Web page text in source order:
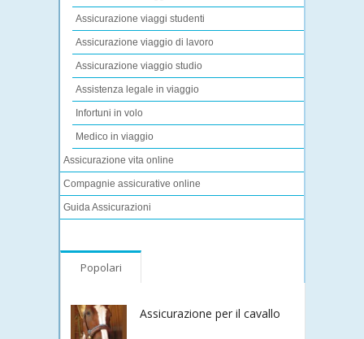
Assicurazione viaggi studenti
Assicurazione viaggio di lavoro
Assicurazione viaggio studio
Assistenza legale in viaggio
Infortuni in volo
Medico in viaggio
Assicurazione vita online
Compagnie assicurative online
Guida Assicurazioni
Popolari
Assicurazione per il cavallo